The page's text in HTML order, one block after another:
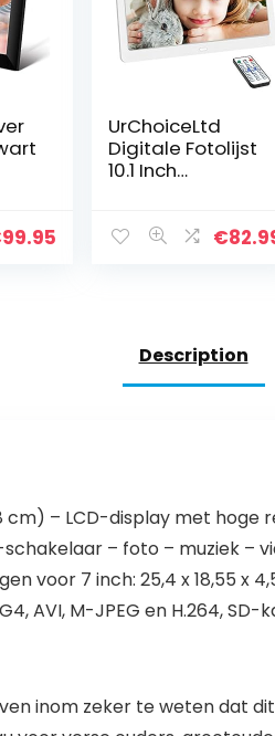
99.95
UrChoiceLtd
Digitale Fotolijst
10.1 Inch
Scherm Hoge
€
Description
cm) – LCD-display met
– foto – muziek –
voor 7 inch: 25,4 x 18,55
AVI, M-JPEG en H.264,
inom zeker te weten dat